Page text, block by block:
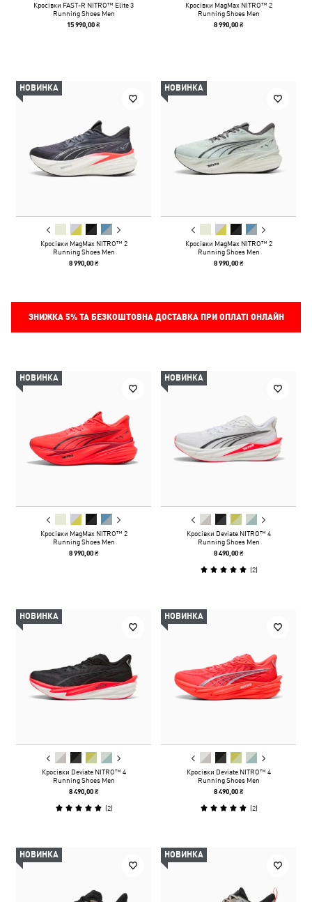
Кросівки FAST-R NITRO™ Elite 3
Running Shoes Men
15 990,00 ₴
Кросівки MagMax NITRO™ 2
Running Shoes Men
8 990,00 ₴
НОВИНКА
Кросівки MagMax NITRO™ 2
Running Shoes Men
8 990,00 ₴
НОВИНКА
Кросівки MagMax NITRO™ 2
Running Shoes Men
8 990,00 ₴
ЗНИЖКА 5%ТА БЕЗКОШТОВНА ДОСТАВКА ПРИ ОПЛАТІ ОНЛАЙН
НОВИНКА
Кросівки MagMax NITRO™ 2
Running Shoes Men
8 990,00 ₴
НОВИНКА
Кросівки Deviate NITRO™ 4
Running Shoes Men
8 490,00 ₴
(2)
НОВИНКА
Кросівки Deviate NITRO™ 4
Running Shoes Men
8 490,00 ₴
(2)
НОВИНКА
Кросівки Deviate NITRO™ 4
Running Shoes Men
8 490,00 ₴
(2)
НОВИНКА НОВИНКА